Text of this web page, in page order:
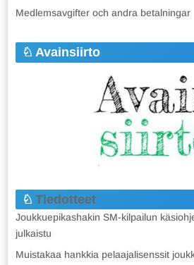
Medlemsavgifter och andra betalningar
Avainsiirto
Tiedotteet
Joukkuepikashakin SM-kilpailun
julkaistu
Muistakaa hankkia pelaajalisenssit